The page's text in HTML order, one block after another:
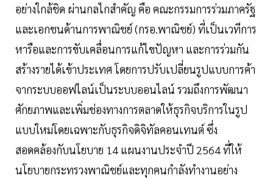
อย่างใกล้ชิด ผ่านกลไกสำคัญ คือ คณะกรรมการร่วมภาครัฐ
และเอกชนด้านการพาณิชย์ (กรอ.พาณิชย์) ที่เป็นเวทีการ
หารือและการขับเคลื่อนการแก้ไขปัญหา และการร่วมกัน
สร้างรายได้เข้าประเทศ โดยการปรับเปลี่ยนรูปแบบการค้า
จากระบบออฟไลน์เป็นระบบออนไลน์ รวมถึงการพัฒนา
ศักยภาพและเพิ่มช่องทางการตลาดให้ธุรกิจบริการในรูป
แบบใหม่โดยเฉพาะกับธุรกิจดิจิทัลคอนเทนต์ ซึ่ง
สอดคล้องกับนโยบาย 14 แผนงานประจำปี 2564 ที่ให้
นโยบายกระทรวงพาณิชย์และทุกคนกำลังทำงานอย่าง